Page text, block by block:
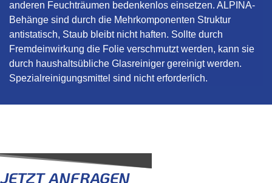
anderen Feuchträumen bedenkenlos einsetzen. ALPINA-
Behänge sind durch die Mehrkomponenten Struktur
antistatisch, Staub bleibt nicht haften. Sollte durch
Fremdeinwirkung die Folie verschmutzt werden, kann sie
durch haushaltsübliche Glasreiniger gereinigt werden.
Spezialreinigungsmittel sind nicht erforderlich.
JETZT ANFRAGEN